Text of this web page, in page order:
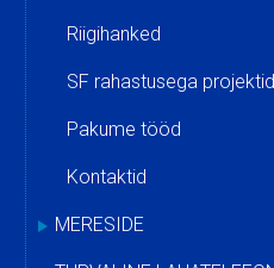
Riigihanked
SF rahastusega projektid
Pakume tööd
Kontaktid
MERESIDE